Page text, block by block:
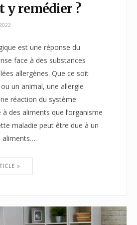
y remédier ?
est une réponse du
face à des substances
allergènes. Que ce soit
un animal, une allergie
réaction du système
des aliments que l’organisme
maladie peut être due à un
aliments….